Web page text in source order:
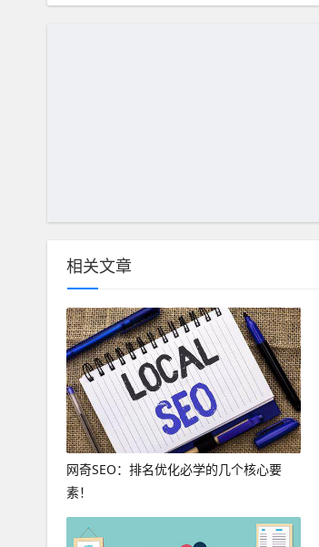
相关文章
网奇SEO：排名优化必学的几个核心要
素！